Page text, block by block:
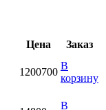
Цена
Заказ
1200700
В
корзину
В